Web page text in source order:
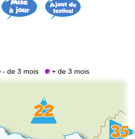
- de 3 mois + de 3 mois